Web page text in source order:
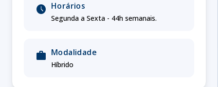
schedule Horários
Segunda a Sexta - 44h semanais.
work Modalidade
Híbrido